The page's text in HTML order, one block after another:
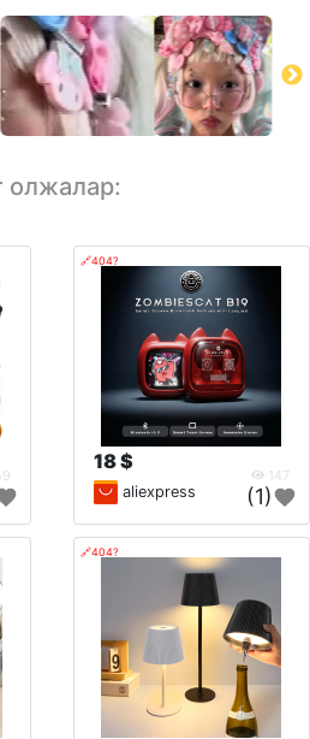
олжалар:
🔗404?
18 $
147
aliexpress (1)
🔗404?